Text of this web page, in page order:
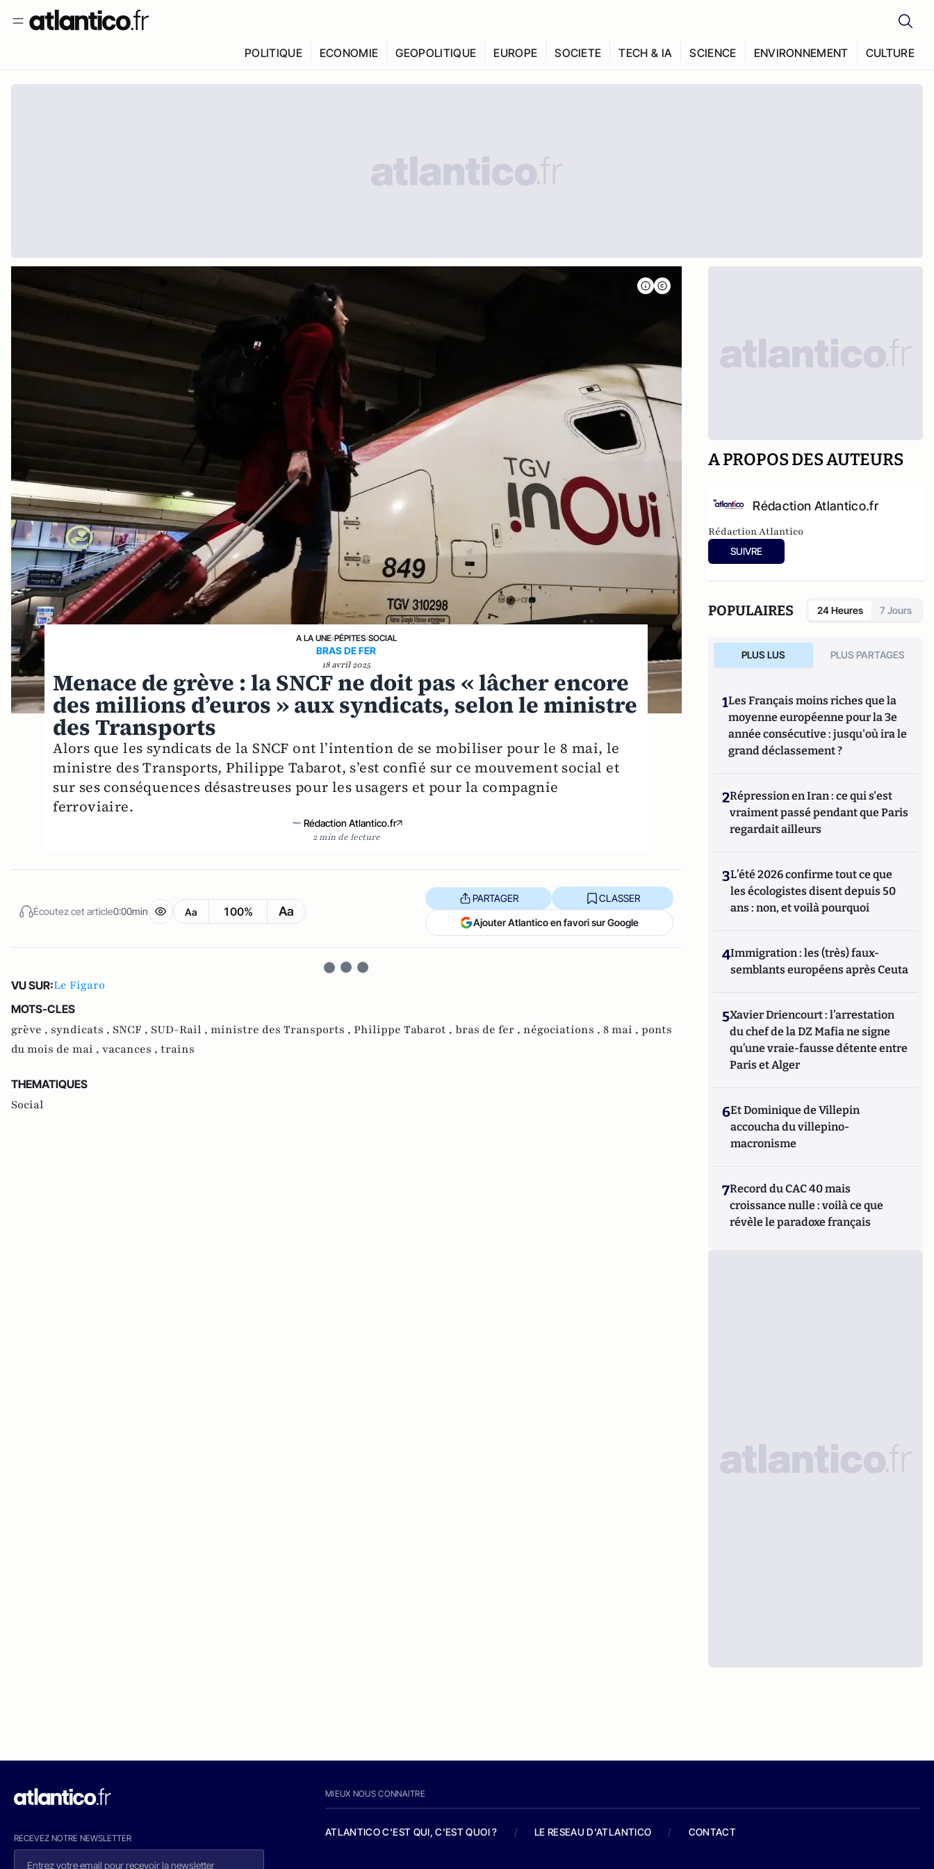
POLITIQUE ECONOMIE GEOPOLITIQUE EUROPE SOCIETE TECH & IA SCIENCE ENVIRONNEMENT CULTURE
A LA UNE›PÉPITES›SOCIAL
BRAS DE FER
18 avril 2025
Menace de grève : la SNCF ne doit pas « lâcher encore
des millions d’euros » aux syndicats, selon le ministre
des Transports
Alors que les syndicats de la SNCF ont l’intention de se mobiliser pour le 8 mai, le
ministre des Transports, Philippe Tabarot, s’est confié sur ce mouvement social et
sur ses conséquences désastreuses pour les usagers et pour la compagnie
ferroviaire.
Rédaction Atlantico.fr
2 min de lecture
Écoutez cet article0:00min Aa 100% Aa
PARTAGER CLASSER
Ajouter Atlantico en favori sur Google
VU SUR:Le Figaro
MOTS-CLES
grève , syndicats , SNCF , SUD-Rail , ministre des Transports , Philippe Tabarot , bras de fer , négociations , 8 mai , ponts
du mois de mai , vacances , trains
THEMATIQUES
Social
A PROPOS DES AUTEURS
Rédaction Atlantico.fr
Rédaction Atlantico
SUIVRE
POPULAIRES 24 Heures 7 Jours
PLUS LUS PLUS PARTAGES
1Les Français moins riches que la
moyenne européenne pour la 3e
année consécutive : jusqu'où ira le
grand déclassement ?
2Répression en Iran : ce qui s'est
vraiment passé pendant que Paris
regardait ailleurs
3L’été 2026 confirme tout ce que
les écologistes disent depuis 50
ans : non, et voilà pourquoi
4Immigration : les (très) faux-
semblants européens après Ceuta
5Xavier Driencourt : l’arrestation
du chef de la DZ Mafia ne signe
qu’une vraie-fausse détente entre
Paris et Alger
6Et Dominique de Villepin
accoucha du villepino-
macronisme
7Record du CAC 40 mais
croissance nulle : voilà ce que
révèle le paradoxe français
RECEVEZ NOTRE NEWSLETTER
MIEUX NOUS CONNAITRE
ATLANTICO C'EST QUI, C'EST QUOI ? / LE RESEAU D'ATLANTICO / CONTACT